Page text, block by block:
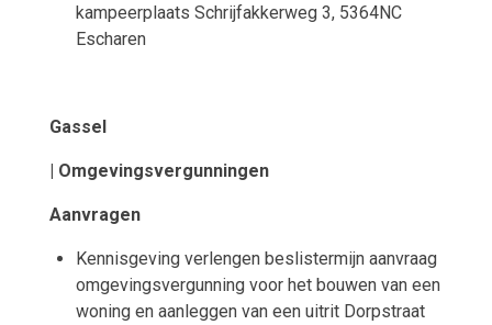
kampeerplaats Schrijfakkerweg 3, 5364NC
Escharen
Gassel
| Omgevingsvergunningen
Aanvragen
Kennisgeving verlengen beslistermijn aanvraag
omgevingsvergunning voor het bouwen van een
woning en aanleggen van een uitrit Dorpstraat